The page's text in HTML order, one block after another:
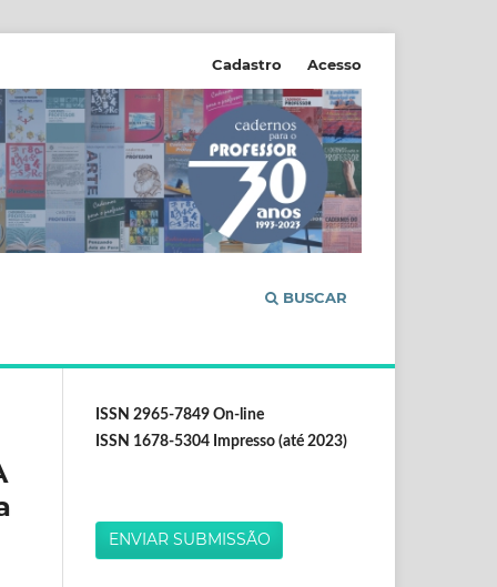
BUSCAR
Cadastro Acesso
ISSN 2965-7849 On-line
ISSN 1678-5304 Impresso (até 2023)
ENVIAR SUBMISSÃO